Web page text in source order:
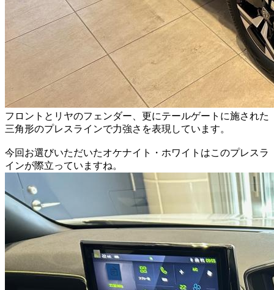
フロントとリヤのフェンダー、更にテールゲートに施された
三角形のプレスラインで力強さを表現しています。
今回お選びいただいたオケナイト・ホワイトはこのプレスラ
インが際立っていますね。